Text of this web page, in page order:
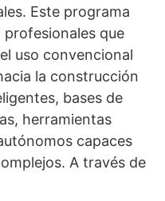
Este programa
que
uso convencional
la construcción
bases de
herramientas
capaces
A través de